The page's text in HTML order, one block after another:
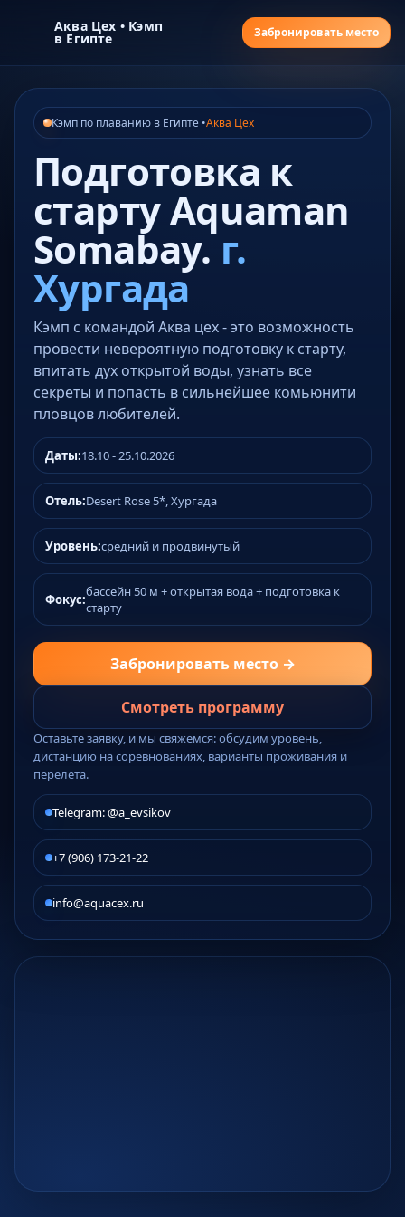
Аква Цех • Кэмп
в Египте Забронировать место
Кэмп по плаванию в Египте •Аква Цех
Подготовка к
старту Aquaman
Somabay.г.
Хургада
Кэмп с командой Аква цех - это возможность
провести невероятную подготовку к старту,
впитать дух открытой воды, узнать все
секреты и попасть в сильнейшее комьюнити
пловцов любителей.
Даты:18.10 - 25.10.2026
Отель:Desert Rose 5*, Хургада
Уровень:средний и продвинутый
Фокус:бассейн 50 м + открытая вода + подготовка к
старту
Забронировать место →
Смотреть программу
Оставьте заявку, и мы свяжемся: обсудим уровень,
дистанцию на соревнованиях, варианты проживания и
перелета.
Telegram: @a_evsikov
+7 (906) 173-21-22
info@aquacex.ru